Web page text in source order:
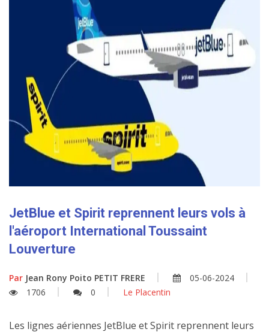
JetBlue et Spirit reprennent leurs vols à
l'aéroport International Toussaint
Louverture
Par Jean Rony Poito PETIT FRERE
05-06-2024
1706
0 Le Placentin
Les lignes aériennes JetBlue et Spirit reprennent leurs